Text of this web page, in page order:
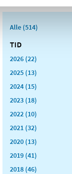
Alle (514)
TID
2026 (22)
2025 (13)
2024 (15)
2023 (18)
2022 (10)
2021 (32)
2020 (13)
2019 (41)
2018 (46)